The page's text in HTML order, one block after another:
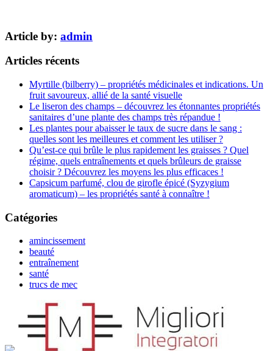
Article by: admin
Articles récents
Myrtille (bilberry) – propriétés médicinales et indications. Un
fruit savoureux, allié de la santé visuelle
Le liseron des champs – découvrez les étonnantes propriétés
sanitaires d’une plante des champs très répandue !
Les plantes pour abaisser le taux de sucre dans le sang :
quelles sont les meilleures et comment les utiliser ?
Qu’est-ce qui brûle le plus rapidement les graisses ? Quel
régime, quels entraînements et quels brûleurs de graisse
choisir ? Découvrez les moyens les plus efficaces !
Capsicum parfumé, clou de girofle épicé (Syzygium
aromaticum) – les propriétés santé à connaître !
Catégories
amincissement
beauté
entraînement
santé
trucs de mec